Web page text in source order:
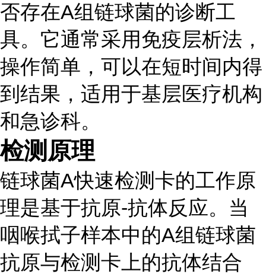
否存在A组链球菌的诊断工
具。它通常采用免疫层析法，
操作简单，可以在短时间内得
到结果，适用于基层医疗机构
和急诊科。
检测原理
链球菌A快速检测卡的工作原
理是基于抗原-抗体反应。当
咽喉拭子样本中的A组链球菌
抗原与检测卡上的抗体结合